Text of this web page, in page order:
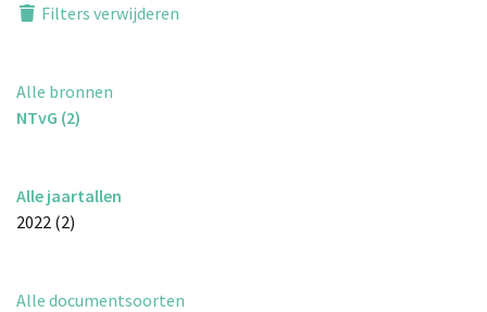
Filters verwijderen
Alle bronnen
NTvG (2)
Alle jaartallen
2022 (2)
Alle documentsoorten